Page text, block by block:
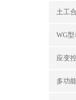
土工
WG型
应变
多功